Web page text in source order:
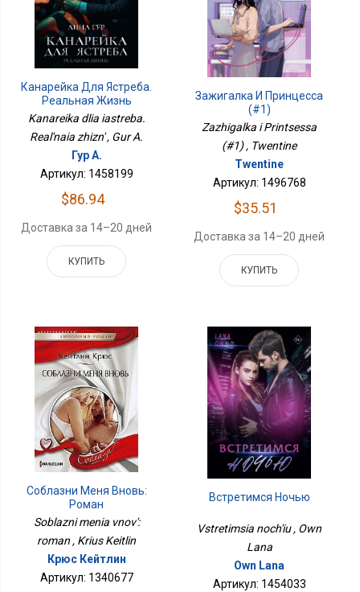
Канарейка Для Ястреба.
Реальная Жизнь
Kanareika dlia iastreba.
Real'naia zhizn' , Gur A.
Гур А.
Артикул: 1458199
$86.94
Доставка за 14–20 дней
КУПИТЬ
Зажигалка И Принцесса
(#1)
Zazhigalka i Printsessa
(#1) , Twentine
Twentine
Артикул: 1496768
$35.51
Доставка за 14–20 дней
КУПИТЬ
Соблазни Меня Вновь:
Роман
Soblazni menia vnov':
roman , Krius Keitlin
Крюс Кейтлин
Артикул: 1340677
Встретимся Ночью
Vstretimsia noch'iu , Own
Lana
Own Lana
Артикул: 1454033